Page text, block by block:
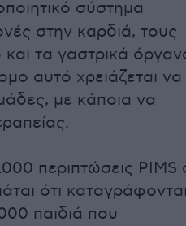
σύστημα
στην καρδιά, τους
τα γαστρικά
αυτό χρειάζεται να
με κάποια να
περιπτώσεις PIMS
ότι
παιδιά που